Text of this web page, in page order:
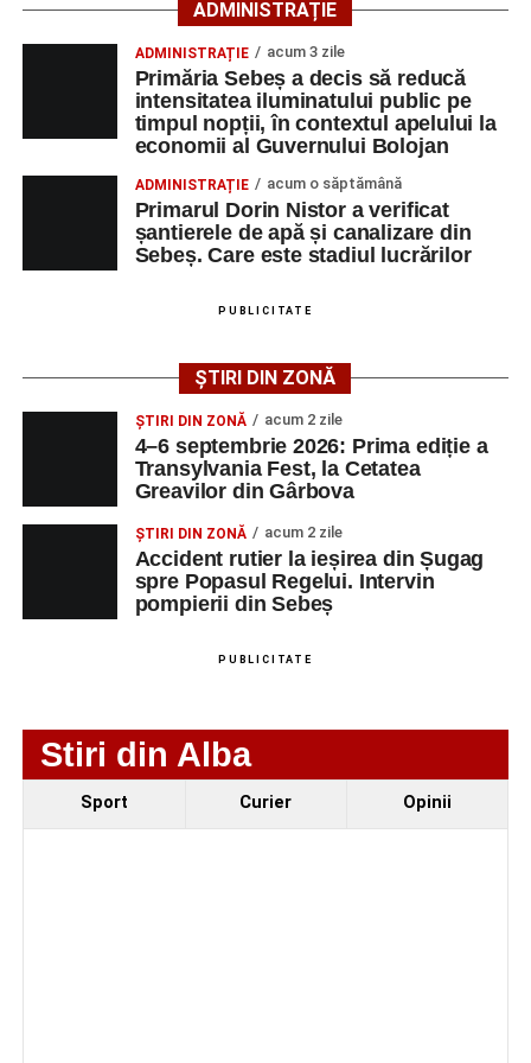
Adaugă-ne ca sursă preferată
Urmărește-ne pe Google News
Ultimele știri din Sebeș
Femeie de 66 de ani, transportată în stare gravă la
strada Dorobanți din Sebeș
Accident pe strada Dorobanți din Sebeș: fermeie
de 66 de ani rănită grav, după ce a fost lovită de o
motocicletă
4–6 septembrie 2026: Prima ediție a Transylvania
Fest, la Cetatea Greavilor din Gârbova
ADMINISTRAȚIE
ADMINISTRAȚIE acum 3 zile
Primăria Sebeș a decis să reducă
intensitatea iluminatului public pe
timpul nopții, în contextul apelului la
economii al Guvernului Bolojan
ADMINISTRAȚIE acum o săptămână
Primarul Dorin Nistor a verificat
șantierele de apă și canalizare din
Sebeș. Care este stadiul lucrărilor
PUBLICITATE
ȘTIRI DIN ZONĂ
ȘTIRI DIN ZONĂ acum 2 zile
4–6 septembrie 2026: Prima ediție a
Transylvania Fest, la Cetatea
Greavilor din Gârbova
ȘTIRI DIN ZONĂ acum 2 zile
Accident rutier la ieșirea din Șugag
spre Popasul Regelui. Intervin
pompierii din Sebeș
PUBLICITATE
Stiri din Alba
Sport Curier Opinii